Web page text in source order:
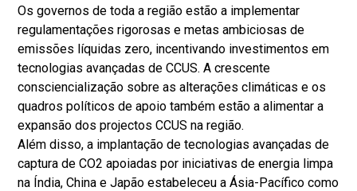
Os governos de toda a região estão a implementar
regulamentações rigorosas e metas ambiciosas de
emissões líquidas zero, incentivando investimentos em
tecnologias avançadas de CCUS. A crescente
consciencialização sobre as alterações climáticas e os
quadros políticos de apoio também estão a alimentar a
expansão dos projectos CCUS na região.
Além disso, a implantação de tecnologias avançadas de
captura de CO2 apoiadas por iniciativas de energia limpa
na Índia, China e Japão estabeleceu a Ásia-Pacífico como